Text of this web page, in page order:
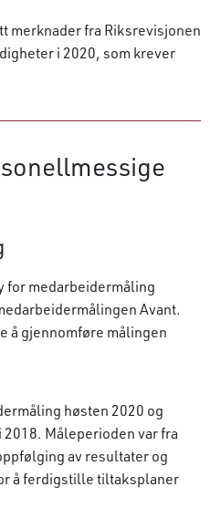
merknader fra Riksrevisjonen
i 2020, som krever
for medarbeidermåling
Avant.
å gjennomføre målingen
høsten 2020 og
Måleperioden var fra
av resultater og
å ferdigstille tiltaksplaner